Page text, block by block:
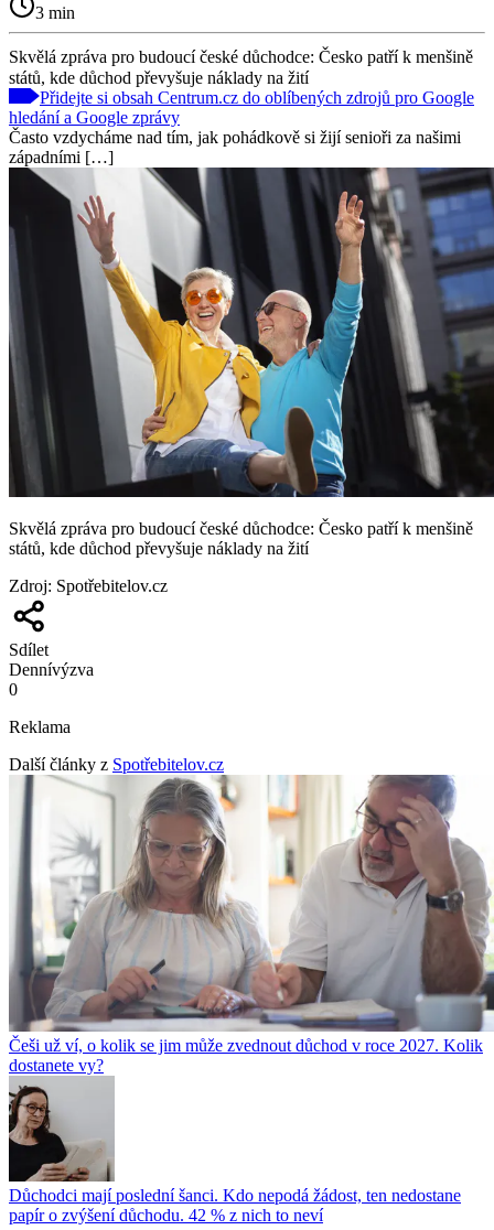
3 min
Skvělá zpráva pro budoucí české důchodce: Česko patří k menšině
států, kde důchod převyšuje náklady na žití
Přidejte si obsah Centrum.cz do oblíbených zdrojů pro Google
hledání a Google zprávy
Často vzdycháme nad tím, jak pohádkově si žijí senioři za našimi
západními […]
Skvělá zpráva pro budoucí české důchodce: Česko patří k menšině
států, kde důchod převyšuje náklady na žití
Zdroj: Spotřebitelov.cz
Sdílet
Dennívýzva
0
Reklama
Další články z Spotřebitelov.cz
Češi už ví, o kolik se jim může zvednout důchod v roce 2027. Kolik
dostanete vy?
Důchodci mají poslední šanci. Kdo nepodá žádost, ten nedostane
papír o zvýšení důchodu. 42 % z nich to neví